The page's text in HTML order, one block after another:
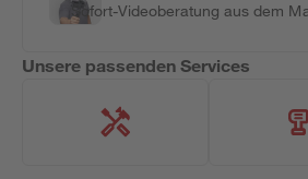
Sofort-Videoberatung aus dem
Unsere passenden Services